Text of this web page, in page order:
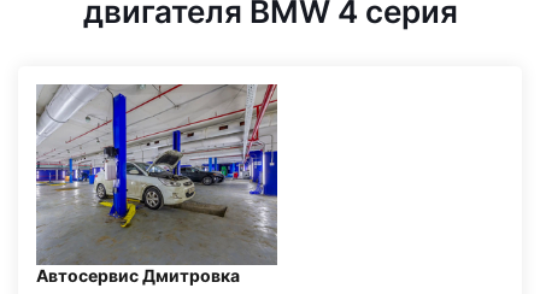
двигателя BMW 4 серия
Автосервис Дмитровка